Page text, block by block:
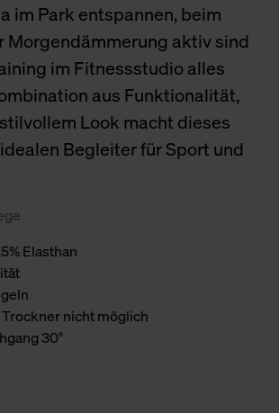
im Park entspannen, beim
Morgendämmerung aktiv sind
im Fitnessstudio alles
aus Funktionalität,
Look macht dieses
Begleiter für Sport und
Elasthan
nicht möglich
30°